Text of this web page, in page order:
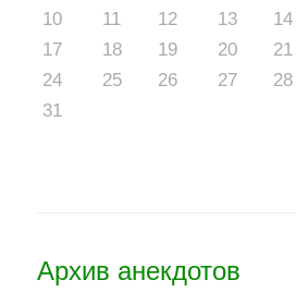
10
11 12 13 14
17
18 19 20 21
24
25 26 27 28
31
Архив анекдотов